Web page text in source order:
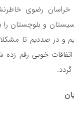
صددیم تا
اتفاقات خوبی رقم